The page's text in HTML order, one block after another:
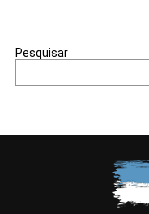
Pesquisar